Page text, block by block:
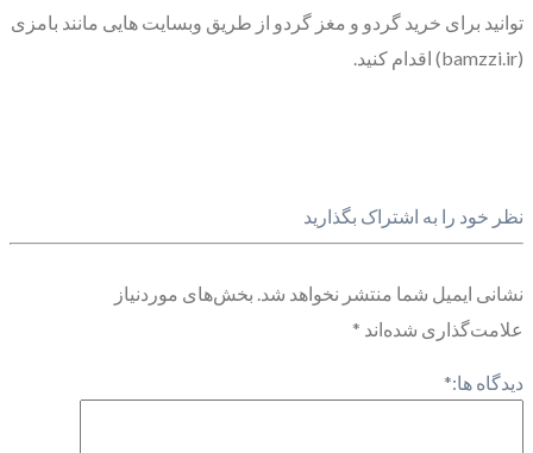
توانید برای خرید گردو و مغز گردو از طریق وبسایت هایی مانند بامزی
(bamzzi.ir) اقدام کنید.
نظر خود را به اشتراک بگذارید
نشانی ایمیل شما منتشر نخواهد شد. بخش‌های موردنیاز
علامت‌گذاری شده‌اند *
دیدگاه ها:*